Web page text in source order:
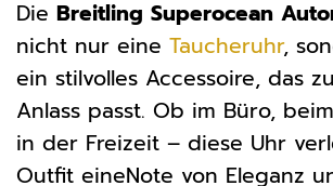
Die Breitling Superocean
nicht nur eine Taucheruhr,
ein stilvolles Accessoire, das
Anlass passt. Ob im Büro,
in der Freizeit – diese Uhr
Outfit eineNote von Eleganz